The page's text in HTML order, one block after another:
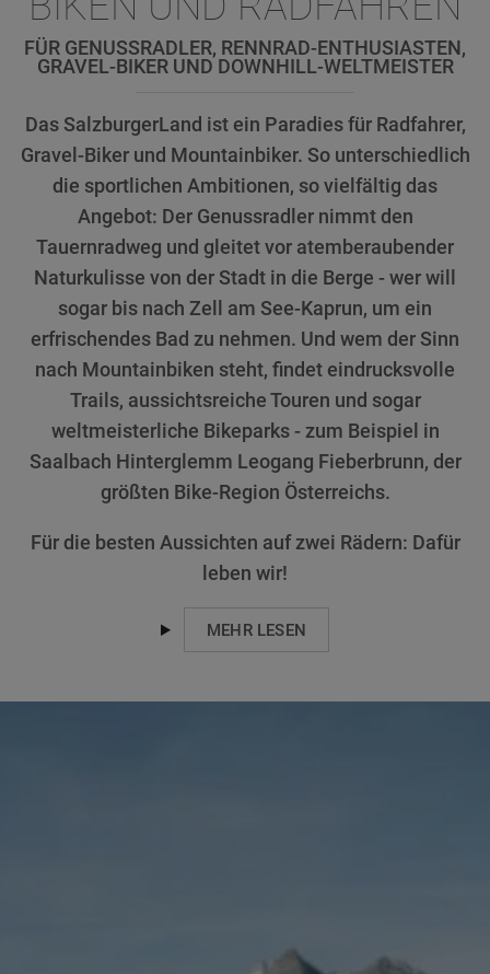
FÜR GENUSSRADLER, RENNRAD-ENTHUSIASTEN,
GRAVEL-BIKER UND DOWNHILL-WELTMEISTER
Das SalzburgerLand ist ein Paradies für Radfahrer,
Gravel-Biker und Mountainbiker. So unterschiedlich
die sportlichen Ambitionen, so vielfältig das
Angebot: Der Genussradler nimmt den
Tauernradweg und gleitet vor atemberaubender
Naturkulisse von der Stadt in die Berge - wer will
sogar bis nach Zell am See-Kaprun, um ein
erfrischendes Bad zu nehmen. Und wem der Sinn
nach Mountainbiken steht, findet eindrucksvolle
Trails, aussichtsreiche Touren und sogar
weltmeisterliche Bikeparks - zum Beispiel in
Saalbach Hinterglemm Leogang Fieberbrunn, der
größten Bike-Region Österreichs.
Für die besten Aussichten auf zwei Rädern: Dafür
leben wir!
MEHR LESEN